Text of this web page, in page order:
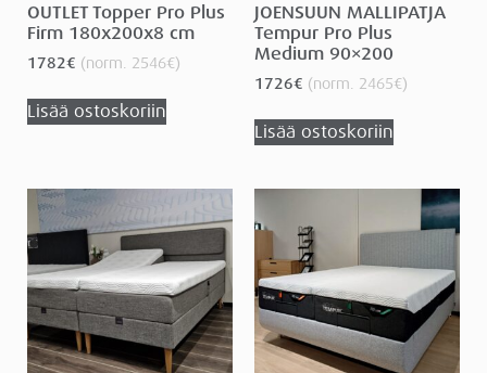
OUTLET Topper Pro Plus
Firm 180x200x8 cm
1782€ (norm. 2546€)
Lisää ostoskoriin
JOENSUUN MALLIPATJA
Tempur Pro Plus
Medium 90×200
1726€ (norm. 2465€)
Lisää ostoskoriin